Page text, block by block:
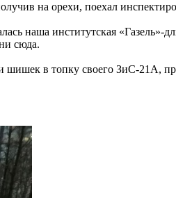
на орехи, поехал
наша институтская «Газель»-
сюда.
в топку своего ЗиС-21А,